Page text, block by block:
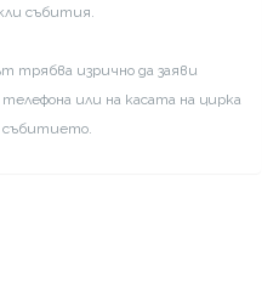
събития.
трябва изрично да заяви
или на касата на цирка
събитието.